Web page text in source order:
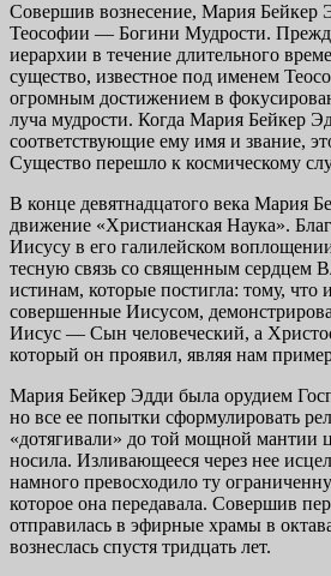
Совершив вознесение, Мария Бейкер
Теософии — Бо­гини Мудрости.
иерархии в течение длительного
существо, известное под именем
огромным достижением в
луча мудрости. Когда Мария Бейкер
соответствующие ему имя и звание,
Существо перешло к космическому
В конце девятнадцатого века Мария
движение «Христианская Наука».
Иисусу в его галилейском
тесную связь со священным сердцем
истинам, которые постигла: тому, что
совершенные Иисусом,
Иисус — Сын человеческий, а
который он проявил, являя нам
Мария Бейкер Эдди была орудием
но все ее попытки сформулировать
«дотягивали» до той мощной мантии
носила. Изливающееся через нее
намного превосходило ту
которое она передавала. Совершив
отправилась в эфирные храмы в
вознеслась спустя тридцать лет.